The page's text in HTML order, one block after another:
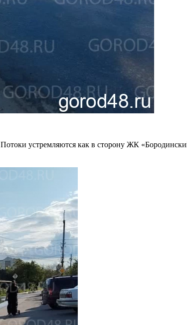
Потоки устремляются как в сторону ЖК